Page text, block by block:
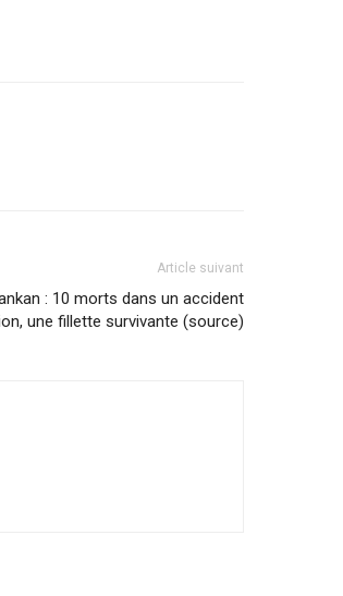
Article suivant
: 10 morts dans un accident
une fillette survivante (source)